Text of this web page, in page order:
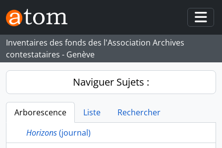
Skip to main content
Inventaires des fonds des l'Association Archives
contestataires - Genève
Naviguer Sujets :
Arborescence Liste
Rechercher
Horizons(journal)